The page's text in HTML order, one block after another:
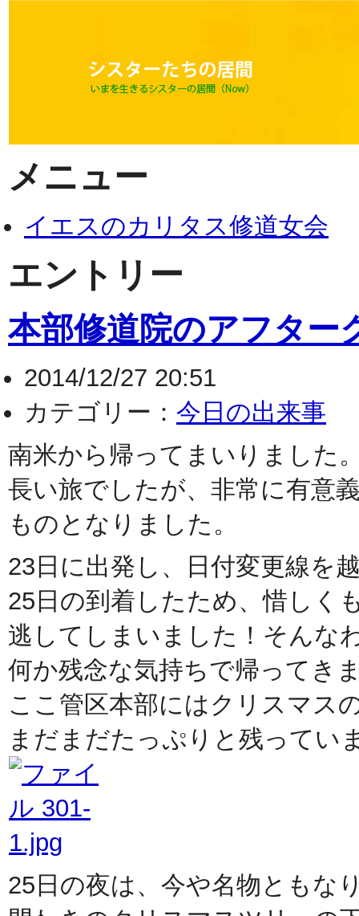
メニュー
イエスのカリタス修道女会
エントリー
本部修道院のアフター
2014/12/27 20:51
カテゴリー： 今日の出来事
南米から帰ってまいりました
長い旅でしたが、非常に有意
ものとなりました。
23日に出発し、日付変更線を
25日の到着したため、惜しく
逃してしまいました！そんな
何か残念な気持ちで帰ってき
ここ管区本部にはクリスマス
まだまだたっぷりと残ってい
25日の夜は、今や名物ともな